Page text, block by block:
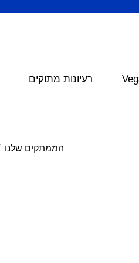
רעיונות מתוקים
הממתקים שלנו